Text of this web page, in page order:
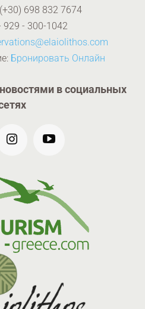
(+30) 698 832 7674
929 - 300-1042
Бронировать Онлайн
в социальных